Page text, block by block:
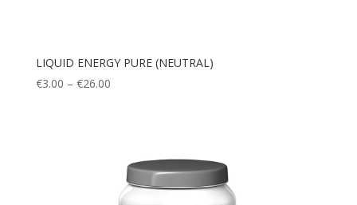
LIQUID ENERGY PURE (NEUTRAL)
€3.00 – €26.00Price